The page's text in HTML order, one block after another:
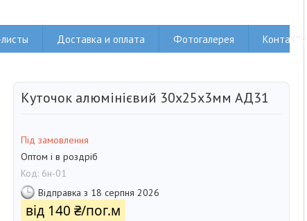
Доставка и оплата Фотогалерея Контакты
Куточок алюмінієвий 30х25х3мм АД31
Під замовлення
Оптом і в роздріб
Код: 6н-01
Відправка з 18 серпня 2026
від 140 ₴/пог.м